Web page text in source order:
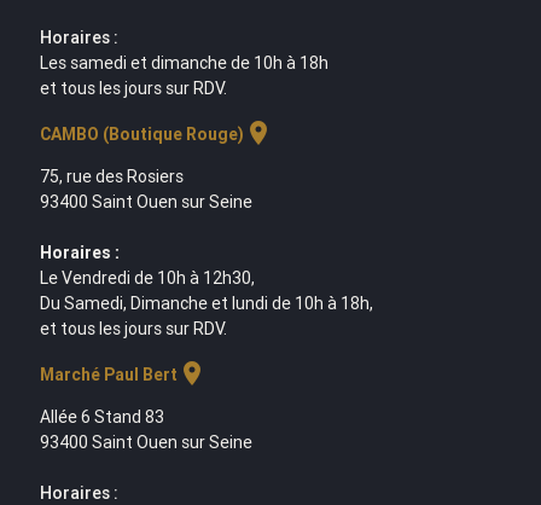
Horaires :
Les samedi et dimanche de 10h à 18h
et tous les jours sur RDV.
CAMBO (Boutique Rouge) location_on
75, rue des Rosiers
93400 Saint Ouen sur Seine
Horaires :
Le Vendredi de 10h à 12h30,
Du Samedi, Dimanche et lundi de 10h à 18h,
et tous les jours sur RDV.
Marché Paul Bert location_on
Allée 6 Stand 83
93400 Saint Ouen sur Seine
Horaires :